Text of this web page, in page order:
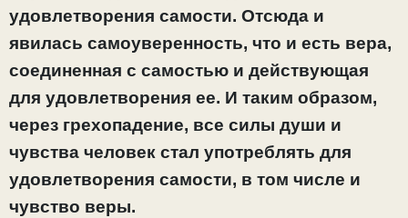
удовлетворения самости. Отсюда и
явилась самоуверенность, что и есть вера,
соединенная с самостью и действующая
для удовлетворения ее. И таким образом,
через грехопадение, все силы души и
чувства человек стал употреблять для
удовлетворения самости, в том числе и
чувство веры.